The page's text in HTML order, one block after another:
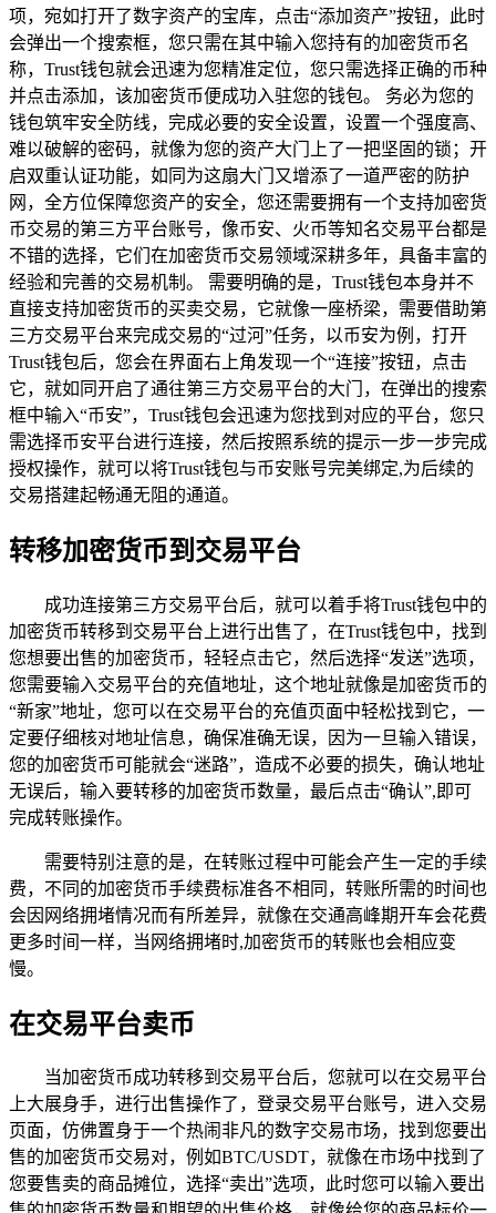
项，宛如打开了数字资产的宝库，点击“添加资产”按钮，此时
会弹出一个搜索框，您只需在其中输入您持有的加密货币名
称，Trust钱包就会迅速为您精准定位，您只需选择正确的币种
并点击添加，该加密货币便成功入驻您的钱包。 务必为您的
钱包筑牢安全防线，完成必要的安全设置，设置一个强度高、
难以破解的密码，就像为您的资产大门上了一把坚固的锁；开
启双重认证功能，如同为这扇大门又增添了一道严密的防护
网，全方位保障您资产的安全，您还需要拥有一个支持加密货
币交易的第三方平台账号，像币安、火币等知名交易平台都是
不错的选择，它们在加密货币交易领域深耕多年，具备丰富的
经验和完善的交易机制。 需要明确的是，Trust钱包本身并不
直接支持加密货币的买卖交易，它就像一座桥梁，需要借助第
三方交易平台来完成交易的“过河”任务，以币安为例，打开
Trust钱包后，您会在界面右上角发现一个“连接”按钮，点击
它，就如同开启了通往第三方交易平台的大门，在弹出的搜索
框中输入“币安”，Trust钱包会迅速为您找到对应的平台，您只
需选择币安平台进行连接，然后按照系统的提示一步一步完成
授权操作，就可以将Trust钱包与币安账号完美绑定,为后续的
交易搭建起畅通无阻的通道。
转移加密货币到交易平台
成功连接第三方交易平台后，就可以着手将Trust钱包中的
加密货币转移到交易平台上进行出售了，在Trust钱包中，找到
您想要出售的加密货币，轻轻点击它，然后选择“发送”选项，
您需要输入交易平台的充值地址，这个地址就像是加密货币的
“新家”地址，您可以在交易平台的充值页面中轻松找到它，一
定要仔细核对地址信息，确保准确无误，因为一旦输入错误，
您的加密货币可能就会“迷路”，造成不必要的损失，确认地址
无误后，输入要转移的加密货币数量，最后点击“确认”,即可
完成转账操作。
需要特别注意的是，在转账过程中可能会产生一定的手续
费，不同的加密货币手续费标准各不相同，转账所需的时间也
会因网络拥堵情况而有所差异，就像在交通高峰期开车会花费
更多时间一样，当网络拥堵时,加密货币的转账也会相应变
慢。
在交易平台卖币
当加密货币成功转移到交易平台后，您就可以在交易平台
上大展身手，进行出售操作了，登录交易平台账号，进入交易
页面，仿佛置身于一个热闹非凡的数字交易市场，找到您要出
售的加密货币交易对，例如BTC/USDT，就像在市场中找到了
您要售卖的商品摊位，选择“卖出”选项，此时您可以输入要出